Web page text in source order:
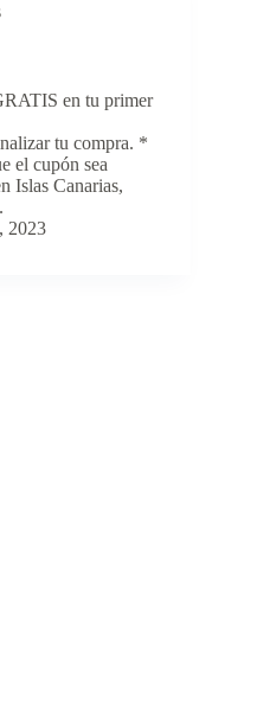
en tu primer
tu compra. *
el cupón sea
Islas Canarias,
2023